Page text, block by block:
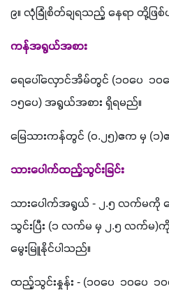
၉။ လုံခြုံစိတ်ချရသည့် နေရာ တို့ဖြစ်
ကန်အရွယ်အစား
ရေပေါ်လှောင်အိမ်တွင် (၁၀ပေ ၁၀
၁၅ပေ) အရွယ်အစား ရှိရမည်။
မြေသားကန်တွင် (၀.၂၅)ဧက မှ (၁)
သားပေါက်ထည့်သွင်းခြင်း
သားပေါက်အရွယ် - ၂.၅ လက်မကို
သွင်းပြီး (၁ လက်မ မှ ၂.၅ လက်မ)ကို
မွေးမြူနိုင်ပါသည်။
ထည့်သွင်းနှုန်း - (၁၀ပေ ၁၀ပေ ၁